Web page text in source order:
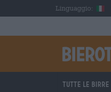
Skip to main contentLinguaggio:
Tutte le birre